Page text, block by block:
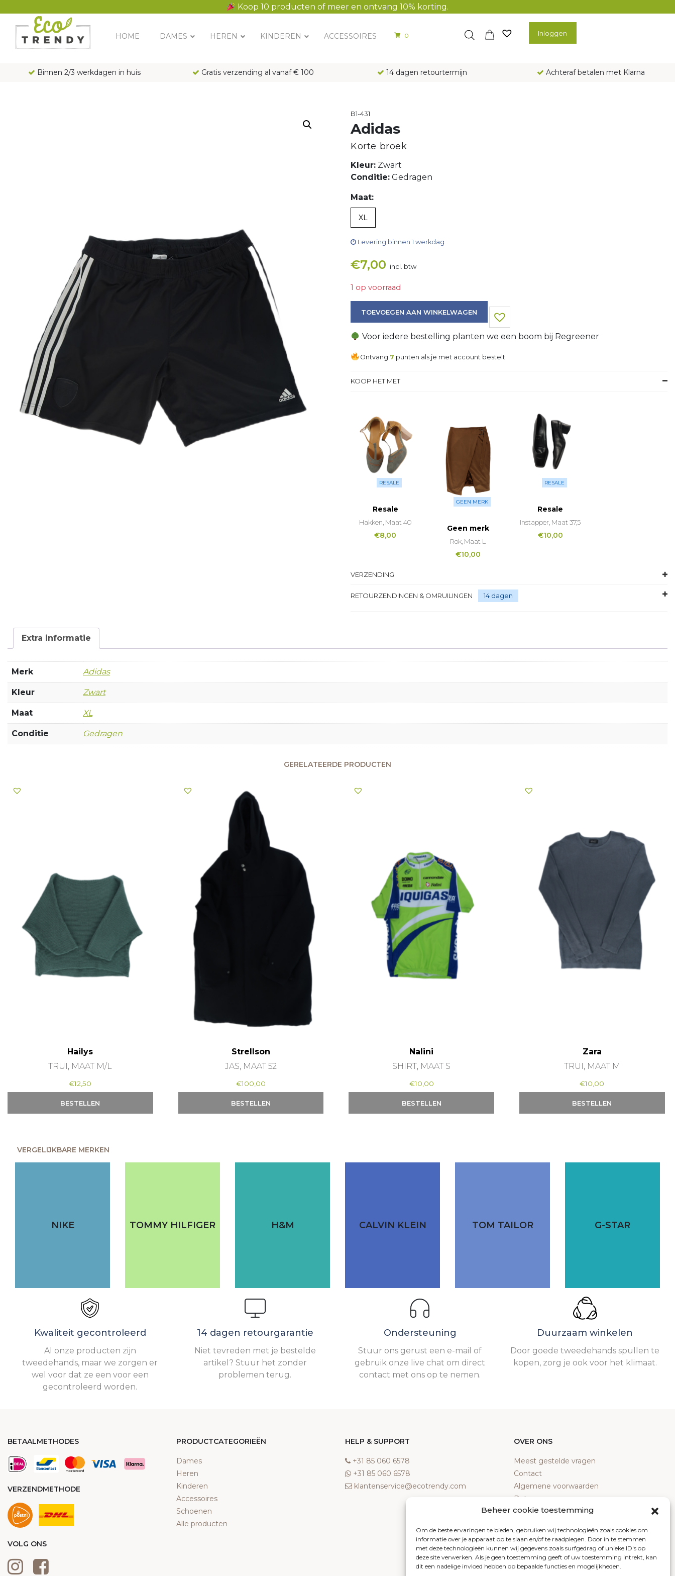
Koop 10 producten of meer en ontvang 10% korting.
Beheer cookie toestemming
Om de beste ervaringen te bieden, gebruiken wij technologieën zoals cookies om
informatie over je apparaat op te slaan en/of te raadplegen. Door in te stemmen
met deze technologieën kunnen wij gegevens zoals surfgedrag of unieke ID's op
deze site verwerken. Als je geen toestemming geeft of uw toestemming intrekt, kan
dit een nadelige invloed hebben op bepaalde functies en mogelijkheden.
Main Navigation
HOME DAMES HEREN KINDEREN ACCESSOIRES 0 Inloggen
Binnen 2/3 werkdagen in huis Gratis verzending al vanaf € 100 14 dagen retourtermijn Achteraf betalen met Klarna
B1-431
Adidas
Korte broek
Kleur: Zwart
Conditie: Gedragen
Maat:
XL
Levering binnen 1 werkdag
€7,00 incl. btw
1 op voorraad
TOEVOEGEN AAN WINKELWAGEN
Voor iedere bestelling planten we een boom bij Regreener
Ontvang 7 punten als je met account bestelt.
KOOP HET MET
RESALE
Resale
Hakken, Maat 40
€8,00
GEEN MERK
Geen merk
Rok, Maat L
€10,00
RESALE
Resale
Instapper, Maat 37,5
€10,00
VERZENDING
RETOURZENDINGEN & OMRUILINGEN 14 dagen
Extra informatie
Merk Adidas
Kleur Zwart
Maat XL
Conditie Gedragen
GERELATEERDE PRODUCTEN
Hailys
TRUI, MAAT M/L
€12,50
BESTELLEN
Strellson
JAS, MAAT 52
€100,00
BESTELLEN
Nalini
SHIRT, MAAT S
€10,00
BESTELLEN
Zara
TRUI, MAAT M
€10,00
BESTELLEN
VERGELIJKBARE MERKEN
NIKE TOMMY HILFIGER H&M CALVIN KLEIN TOM TAILOR G-STAR
Kwaliteit gecontroleerd
Al onze producten zijn
tweedehands, maar we zorgen er
wel voor dat ze een voor een
gecontroleerd worden.
14 dagen retourgarantie
Niet tevreden met je bestelde
artikel? Stuur het zonder
problemen terug.
Ondersteuning
Stuur ons gerust een e-mail of
gebruik onze live chat om direct
contact met ons op te nemen.
Duurzaam winkelen
Door goede tweedehands spullen te
kopen, zorg je ook voor het klimaat.
BETAALMETHODES
VERZENDMETHODE
VOLG ONS
PRODUCTCATEGORIEËN
Dames
Heren
Kinderen
Accessoires
Schoenen
Alle producten
HELP & SUPPORT
‎+31 85 060 6578
‎+31 85 060 6578
klantenservice@ecotrendy.com
OVER ONS
Meest gestelde vragen
Contact
Algemene voorwaarden
Retourneren
Klachten
Cookiebeleid